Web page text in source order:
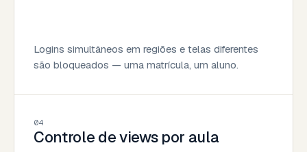
Logins simultâneos em regiões e telas diferentes
são bloqueados — uma matrícula, um aluno.
04
Controle de views por aula